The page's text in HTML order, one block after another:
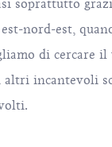
soprattutto
nord-est,
di cercare
altri incantevoli